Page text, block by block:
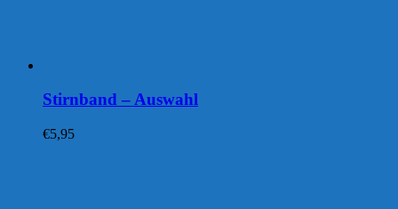
Stirnband – Auswahl
€5,95